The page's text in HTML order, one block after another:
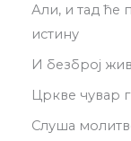
Али, и тад ће
истину
И безброј
Цркве чувар
Слуша